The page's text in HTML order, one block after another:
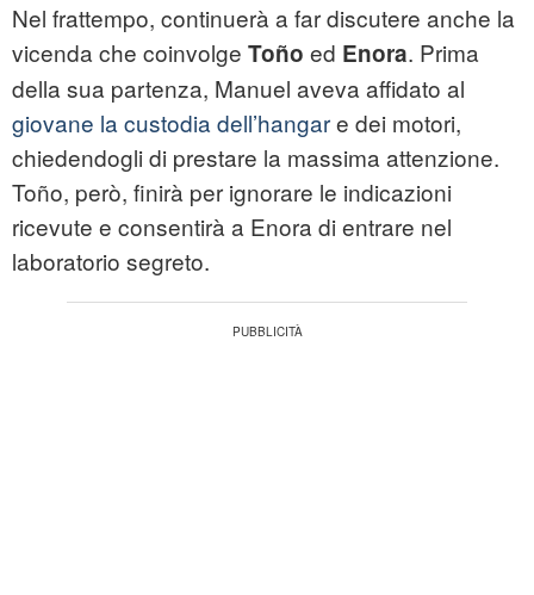
Nel frattempo, continuerà a far discutere anche la
vicenda che coinvolge Toño ed Enora. Prima
della sua partenza, Manuel aveva affidato al
giovane la custodia dell’hangare dei motori,
chiedendogli di prestare la massima attenzione.
Toño, però, finirà per ignorare le indicazioni
ricevute e consentirà a Enora di entrare nel
laboratorio segreto.